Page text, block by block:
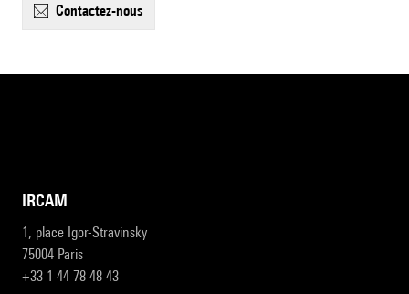
contactez-nous
IRCAM
1, place Igor-Stravinsky
75004 Paris
+33 1 44 78 48 43